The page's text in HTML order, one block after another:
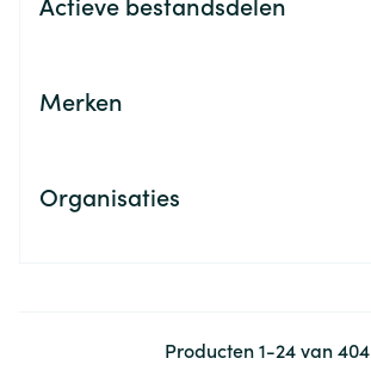
Merken
Organisaties
Producten1-24van404